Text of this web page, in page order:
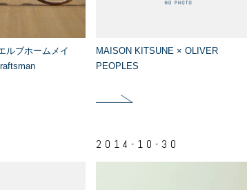
ルブホームメイ
MAISON KITSUNE × OLIVER
PEOPLES
2014-10-30